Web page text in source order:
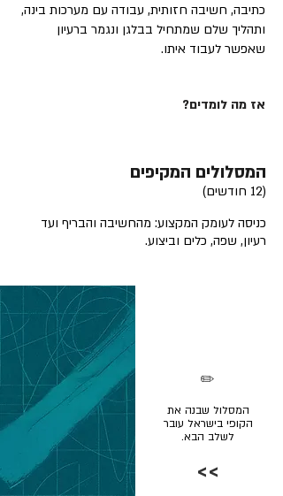
כתיבה, חשיבה חזותית, עבודה עם מערכות בינה,
ותהליך שלם שמתחיל בבלגן ונגמר ברעיון
שאפשר לעבוד איתו.
אז מה לומדים?
המסלולים המקיפים
(12 חודשים)
כניסה לעומק המקצוע: מהחשיבה והבריף ועד
רעיון, שפה, כלים וביצוע.
המסלול שבנה את
הקופי בישראל עובר
לשלב הבא.
✏️
>>